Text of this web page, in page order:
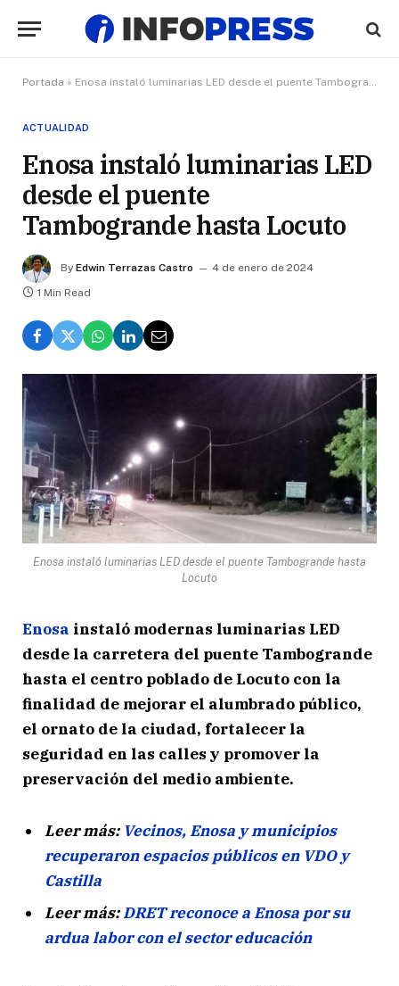
Portada » Enosa instaló luminarias LED desde el puente Tambogrande hasta Locuto
ACTUALIDAD
Enosa instaló luminarias LED
desde el puente
Tambogrande hasta Locuto
By Edwin Terrazas Castro
4 de enero de 2024
1 Min Read
Enosa instaló luminarias LED desde el puente Tambogrande hasta
Locuto
Enosa instaló modernas luminarias LED
desde la carretera del puente Tambogrande
hasta el centro poblado de Locuto con la
finalidad de mejorar el alumbrado público,
el ornato de la ciudad, fortalecer la
seguridad en las calles y promover la
preservación del medio ambiente.
Leer más: Vecinos, Enosa y municipios
recuperaron espacios públicos en VDO y
Castilla
Leer más:DRET reconoce a Enosa por su
ardua labor con el sector educación